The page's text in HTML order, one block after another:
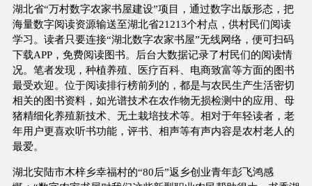
湖北省“万村数字农家书屋建设”项目，通过数字出版形态，把
海量数字阅读资源输送至湖北省21213个村点，供村民们阅读
学习。读者只要连接“湖北数字农家书屋”无线网络，便可扫码
下载APP，免费阅读图书。后台大数据记录了村民们的阅读情
况。笔者发现，种植养殖、医疗百科、电商致富等方面的图书
最受欢迎。位于阅读排行榜前列的，都是与农民生产生活密切
相关的图书资料，如光谱技术在农作物无损检测中的应用、母
猪精细化养殖新技术、无土栽培技术等。相对于年轻读者，老
年用户更喜欢听书功能，评书、相声等有声内容是农村老人的
最爱。
湖北安陆市木梓乡幸福村的“80后”返乡创业青年彭飞鸿感